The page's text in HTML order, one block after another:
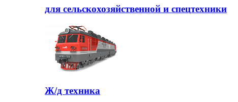
для сельскохозяйственной и спецтехники
Ж/д техника